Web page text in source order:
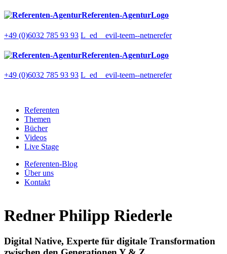
Referenten-AgenturLogo
+49 (0)6032 785 93 93 L_ed__evil-teem--netnerefer
Referenten-AgenturLogo
+49 (0)6032 785 93 93 L_ed__evil-teem--netnerefer
Referenten
Themen
Bücher
Videos
Live Stage
Referenten-Blog
Über uns
Kontakt
RednerPhilipp Riederle
Digital Native, Experte für digitale Transformation